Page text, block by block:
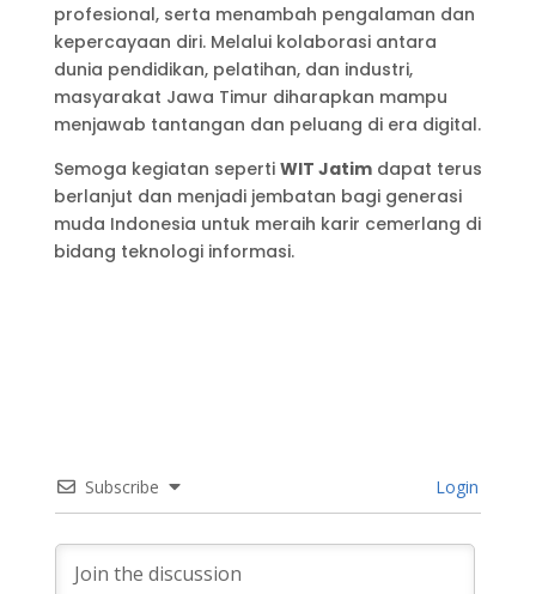
profesional, serta menambah pengalaman dan
kepercayaan diri. Melalui kolaborasi antara
dunia pendidikan, pelatihan, dan industri,
masyarakat Jawa Timur diharapkan mampu
menjawab tantangan dan peluang di era digital.
Semoga kegiatan seperti WIT Jatimdapat terus
berlanjut dan menjadi jembatan bagi generasi
muda Indonesia untuk meraih karir cemerlang di
bidang teknologi informasi.
Subscribe Login